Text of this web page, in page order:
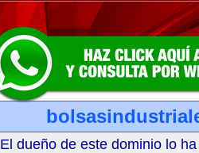
El dueño de este dominio lo